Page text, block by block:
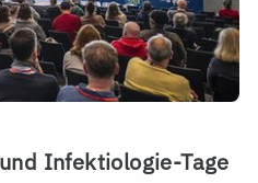
Infektiologie-Tage